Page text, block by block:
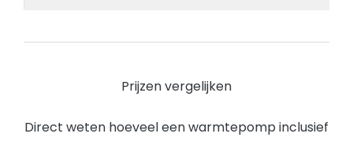
Prijzen vergelijken
Direct weten hoeveel een warmtepomp inclusief